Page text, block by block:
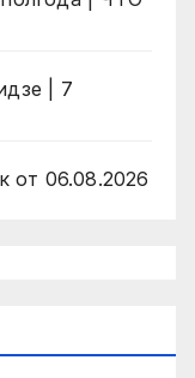
| 7
от 06.08.2026